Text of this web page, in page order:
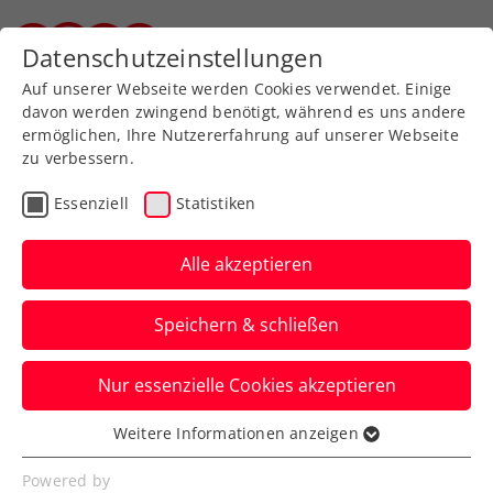
Zurück zur Newsübersicht
ATP
Australian Open:
Neumayer erkämpft sich
Premierensieg
Das ÖTV-Ass sorgt für einen gelungenen
rot-weiß-roten Auftakt beim Grand-Slam-
Turnier in Melbourne.
Verfasst von: Manuel Wachta, 06.01.2025
Datenschutzeinstellungen
Auf unserer Webseite werden Cookies verwendet. Einige
davon werden zwingend benötigt, während es uns andere
ermöglichen, Ihre Nutzererfahrung auf unserer Webseite
zu verbessern.
Essenziell Statistiken
Alle akzeptieren
Speichern & schließen
Nur essenzielle Cookies akzeptieren
Essenziell
Essenzielle Cookies werden für grundlegende
Weitere Informationen anzeigen
Powered by